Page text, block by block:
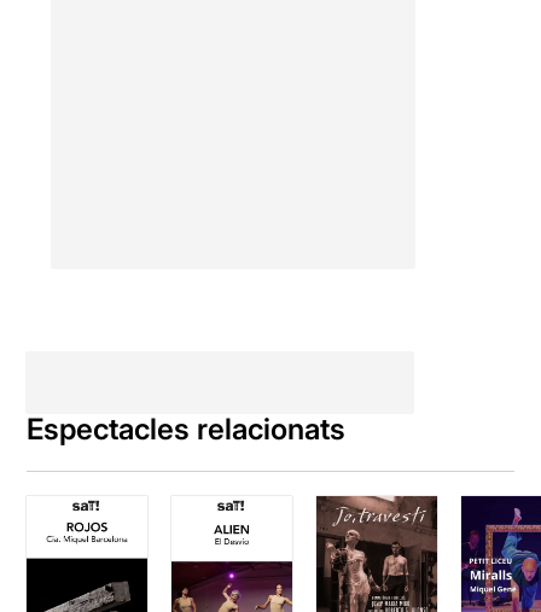
Espectacles relacionats